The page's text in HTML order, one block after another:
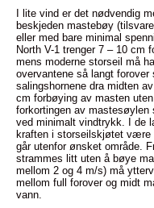
I lite vind er det nødvendig
beskjeden mastebøy
eller med bare minimal
North V-1 trenger 7 – 10 cm
mens moderne storseil må
overvantene så langt forover
salingshornene dra midten
cm forbøying av masten
forkortingen av
ved minimalt vindtrykk. I de
kraften i storseilskjøtet være
går utenfor ønsket område.
strammes litt uten å bøye
mellom 2 og 4 m/s) må
mellom full forover og midt
vann.